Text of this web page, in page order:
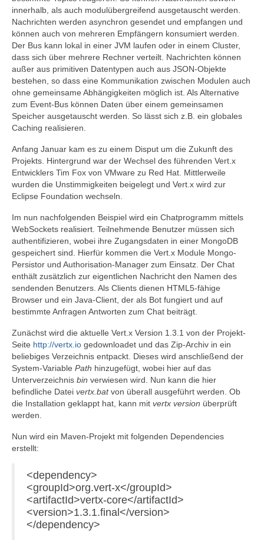
innerhalb, als auch modulübergreifend ausgetauscht werden.
Nachrichten werden asynchron gesendet und empfangen und
können auch von mehreren Empfängern konsumiert werden.
Der Bus kann lokal in einer JVM laufen oder in einem Cluster,
dass sich über mehrere Rechner verteilt. Nachrichten können
außer aus primitiven Datentypen auch aus JSON-Objekte
bestehen, so dass eine Kommunikation zwischen Modulen auch
ohne gemeinsame Abhängigkeiten möglich ist. Als Alternative
zum Event-Bus können Daten über einem gemeinsamen
Speicher ausgetauscht werden. So lässt sich z.B. ein globales
Caching realisieren.
Anfang Januar kam es zu einem Disput um die Zukunft des
Projekts. Hintergrund war der Wechsel des führenden Vert.x
Entwicklers Tim Fox von VMware zu Red Hat. Mittlerweile
wurden die Unstimmigkeiten beigelegt und Vert.x wird zur
Eclipse Foundation wechseln.
Im nun nachfolgenden Beispiel wird ein Chatprogramm mittels
WebSockets realisiert. Teilnehmende Benutzer müssen sich
authentifizieren, wobei ihre Zugangsdaten in einer MongoDB
gespeichert sind. Hierfür kommen die Vert.x Module Mongo-
Persistor und Authorisation-Manager zum Einsatz. Der Chat
enthält zusätzlich zur eigentlichen Nachricht den Namen des
sendenden Benutzers. Als Clients dienen HTML5-fähige
Browser und ein Java-Client, der als Bot fungiert und auf
bestimmte Anfragen Antworten zum Chat beiträgt.
Zunächst wird die aktuelle Vert.x Version 1.3.1 von der Projekt-
Seite http://vertx.io gedownloadet und das Zip-Archiv in ein
beliebiges Verzeichnis entpackt. Dieses wird anschließend der
System-Variable Path hinzugefügt, wobei hier auf das
Unterverzeichnis bin verwiesen wird. Nun kann die hier
befindliche Datei vertx.batvon überall ausgeführt werden. Ob
die Installation geklappt hat, kann mit vertx version überprüft
werden.
Nun wird ein Maven-Projekt mit folgenden Dependencies
erstellt:
<dependency>
<groupId>org.vert-x</groupId>
<artifactId>vertx-core</artifactId>
<version>1.3.1.final</version>
</dependency>